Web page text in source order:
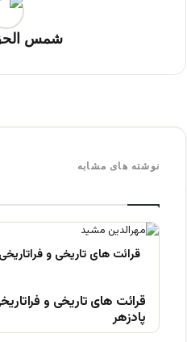
شمس
نوشته های مشابه
قرائت های تاریخی و
پادزهر